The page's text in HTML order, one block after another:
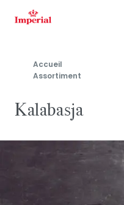
Accueil
Assortiment
Kalabasja